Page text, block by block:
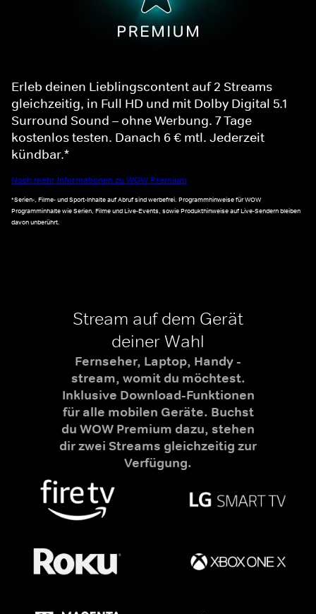
Erleb deinen Lieblingscontent auf 2 Streams
gleichzeitig, in Full HD und mit Dolby Digital 5.1
Surround Sound – ohne Werbung. 7 Tage
kostenlos testen. Danach 6 € mtl. Jederzeit
kündbar.*
Noch mehr Informationen zu WOW Premium
*Serien-, Filme- und Sport-Inhalte auf Abruf sind werbefrei. Programmhinweise für WOW
Programminhalte wie Serien, Filme und Live-Events, sowie Produkthinweise auf Live-Sendern bleiben
davon unberührt.
Stream auf dem Gerät
deiner Wahl
Fernseher, Laptop, Handy -
stream, womit du möchtest.
Inklusive Download-Funktionen
für alle mobilen Geräte. Buchst
du WOW Premium dazu, stehen
dir zwei Streams gleichzeitig zur
Verfügung.